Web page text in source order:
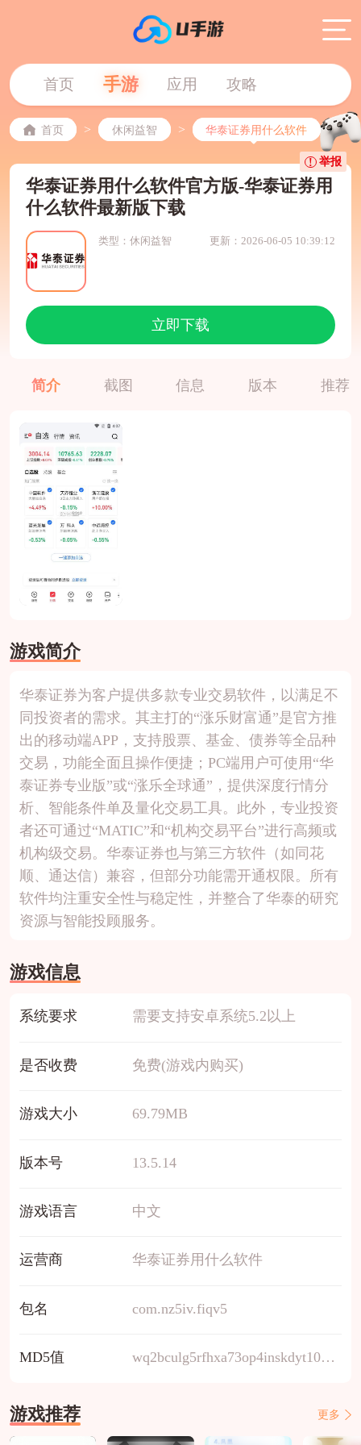
首页 手游 应用 攻略
首页 > 休闲益智 > 华泰证券用什么软件
华泰证券用什么软件官方版-华泰证券用
什么软件最新版下载
类型：休闲益智 更新：2026-06-05 10:39:12
立即下载
举报
简介 截图 信息 版本 推荐
游戏简介
华泰证券为客户提供多款专业交易软件，以满足不
同投资者的需求。其主打的“涨乐财富通”是官方推
出的移动端APP，支持股票、基金、债券等全品种
交易，功能全面且操作便捷；PC端用户可使用“华
泰证券专业版”或“涨乐全球通”，提供深度行情分
析、智能条件单及量化交易工具。此外，专业投资
者还可通过“MATIC”和“机构交易平台”进行高频或
机构级交易。华泰证券也与第三方软件（如同花
顺、通达信）兼容，但部分功能需开通权限。所有
软件均注重安全性与稳定性，并整合了华泰的研究
资源与智能投顾服务。
游戏信息
系统要求 需要支持安卓系统5.2以上
是否收费 免费(游戏内购买)
游戏大小 69.79MB
版本号 13.5.14
游戏语言 中文
运营商 华泰证券用什么软件
包名 com.nz5iv.fiqv5
MD5值 wq2bculg5rfhxa73op4inskdyt106e9m
游戏推荐 更多